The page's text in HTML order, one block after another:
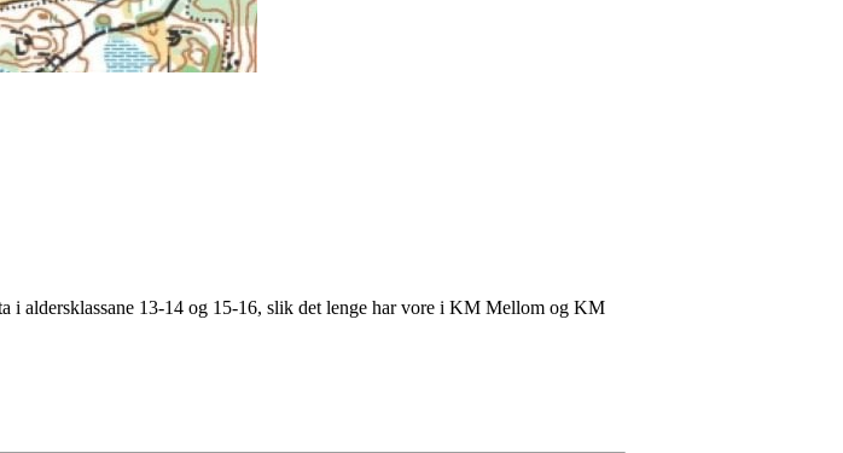
i aldersklassane 13-14 og 15-16, slik det lenge har vore i KM Mellom og KM